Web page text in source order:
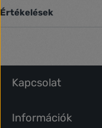
Értékelések
Kapcsolat
Információk